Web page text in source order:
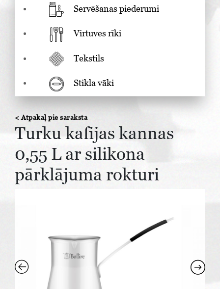
Servēšanas piederumi
Virtuves rīki
Tekstils
Stikla vāki
< Atpakaļ pie saraksta
Turku kafijas kannas
0,55 L ar silikona
pārklājuma rokturi